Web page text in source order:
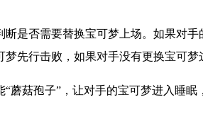
是否需要替换宝可梦上场。如果对
先行击败，如果对手没有更换宝可梦
蘑菇孢子”，让对手的宝可梦进入睡